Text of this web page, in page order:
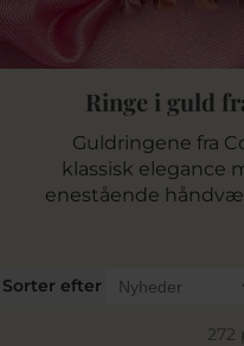
Ringe i guld
Guldringene fra
klassisk elegance
enestående
kærlighed,
kollektion byder på
der passer til
bytteservice
Sorter efter
272